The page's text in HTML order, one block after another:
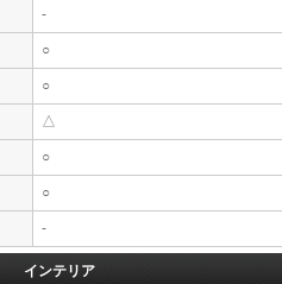
-
○
○
△
○
○
-
インテリア